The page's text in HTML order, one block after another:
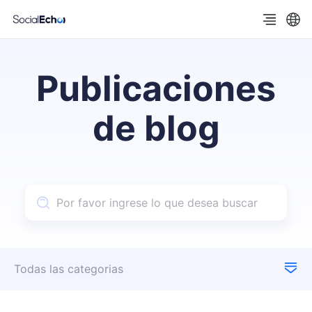
Publicaciones
de blog
Todas las categorias